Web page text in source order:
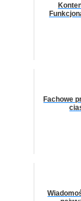
Fachowe